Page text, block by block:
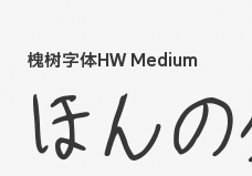
槐树字体HW Medium
ほん